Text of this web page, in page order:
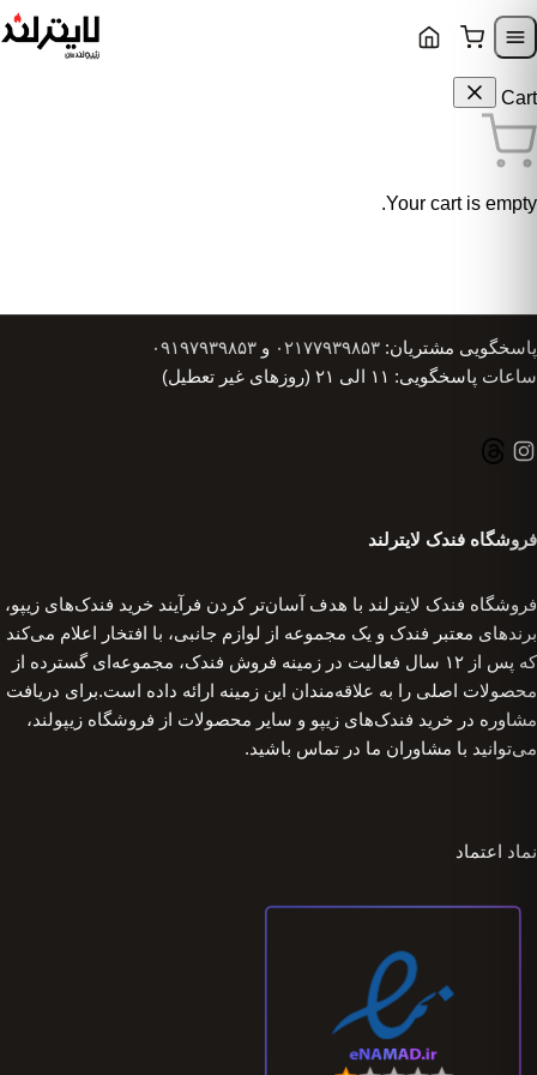
Skip to navigation
Cart
Your cart is empty.
پاسخگویی مشتریان: ۰۲۱۷۷۹۳۹۸۵۳ و ۰۹۱۹۷۹۳۹۸۵۳
ساعات پاسخگویی: ۱۱ الی ۲۱ (روزهای غیر تعطیل)
فروشگاه فندک لایترلند
فروشگاه فندک لایترلند با هدف آسان‌تر کردن فرآیند خرید فندک‌های زیپو،
برندهای معتبر فندک و یک مجموعه از لوازم جانبی، با افتخار اعلام می‌کند
که پس از ۱۲ سال فعالیت در زمینه فروش فندک، مجموعه‌ای گسترده از
محصولات اصلی را به علاقه‌مندان این زمینه ارائه داده است.برای دریافت
مشاوره در خرید فندک‌های زیپو و سایر محصولات از فروشگاه زیپولند،
می‌توانید با مشاوران ما در تماس باشید.
نماد اعتماد